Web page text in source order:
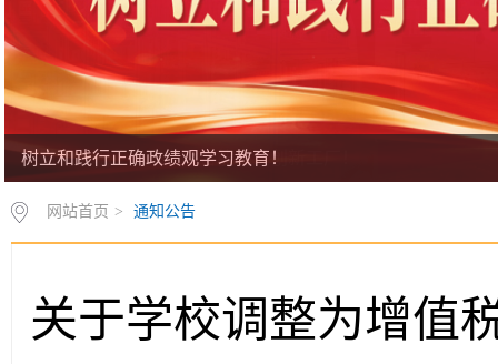
树立和践行正确政绩观学习教育！
网站首页 > 通知公告
关于学校调整为增值